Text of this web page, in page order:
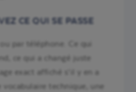
CE QUI SE PASSE
par téléphone. Ce qui
ce qui a changé juste
exact affiché s’il y en a
vocabulaire technique, une